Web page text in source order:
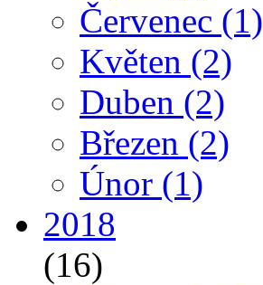
Červenec (1)
Květen (2)
Duben (2)
Březen (2)
Únor (1)
2018
(16)